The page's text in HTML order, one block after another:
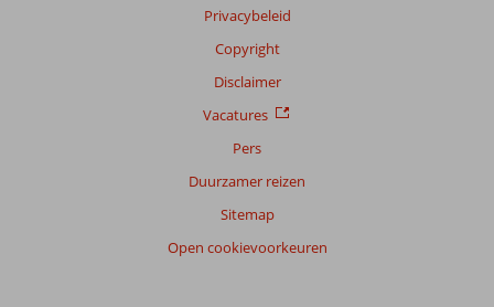
Privacybeleid
Copyright
Disclaimer
Vacatures
Pers
Duurzamer reizen
Sitemap
Open cookievoorkeuren